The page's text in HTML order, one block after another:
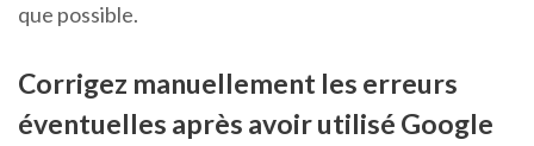
que possible.
Corrigez manuellement les erreurs
éventuelles après avoir utilisé Google